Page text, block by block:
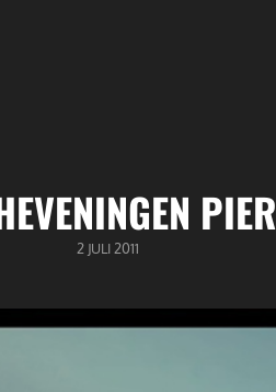
PIER
GEPUBLICEERD
2 JULI 2011